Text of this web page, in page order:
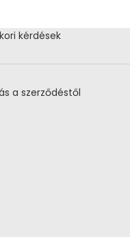
kérdések
a szerződéstől